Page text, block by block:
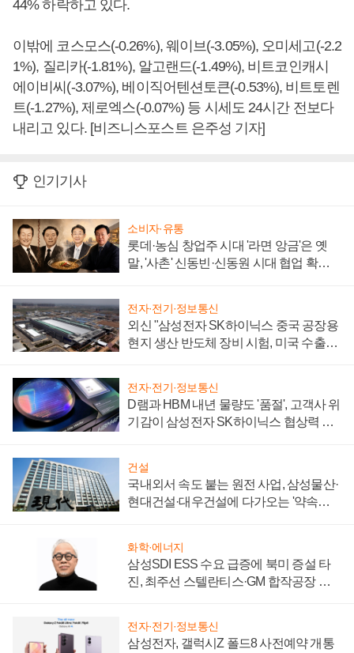
44% 하락하고 있다.
이밖에 코스모스(-0.26%), 웨이브(-3.05%), 오미세고(-2.2
1%), 질리카(-1.81%), 알고랜드(-1.49%), 비트코인캐시
에이비씨(-3.07%), 베이직어텐션토큰(-0.53%), 비트토렌
트(-1.27%), 제로엑스(-0.07%) 등 시세도 24시간 전보다
내리고 있다. [비즈니스포스트 은주성 기자]
인기기사
소비자·유통
롯데·농심 창업주 시대 '라면 앙금'은 옛
말, '사촌' 신동빈·신동원 시대 협업 확대
전자·전기·정보통신
외신 "삼성전자 SK하이닉스 중국 공장용
현지 생산 반도체 장비 시험, 미국 수출통
전자·전기·정보통신
D램과 HBM 내년 물량도 '품절', 고객사 위
기감이 삼성전자 SK하이닉스 협상력 더
건설
국내외서 속도 붙는 원전 사업, 삼성물산·
현대건설·대우건설에 다가오는 '약속의
화학·에너지
삼성SDI ESS 수요 급증에 북미 증설 타
진, 최주선 스텔란티스·GM 합작공장 건
전자·전기·정보통신
삼성전자, 갤럭시Z 폴드8 사전예약 개통